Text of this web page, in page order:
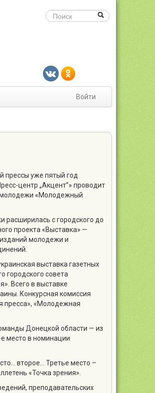
Войти
прессы уже пятый год
центр „Акцент”» проводит
молодежи «Молодежный
расширилась с городского до
проекта «Выставка» —
молодежи и
выставка газетных
городского совета
Всего в выставке
Конкурсная комиссия
пресса», «Молодежная
Донецкой области — из
место в номинации
второе… Третье место –
«Точка зрения».
преподавательских